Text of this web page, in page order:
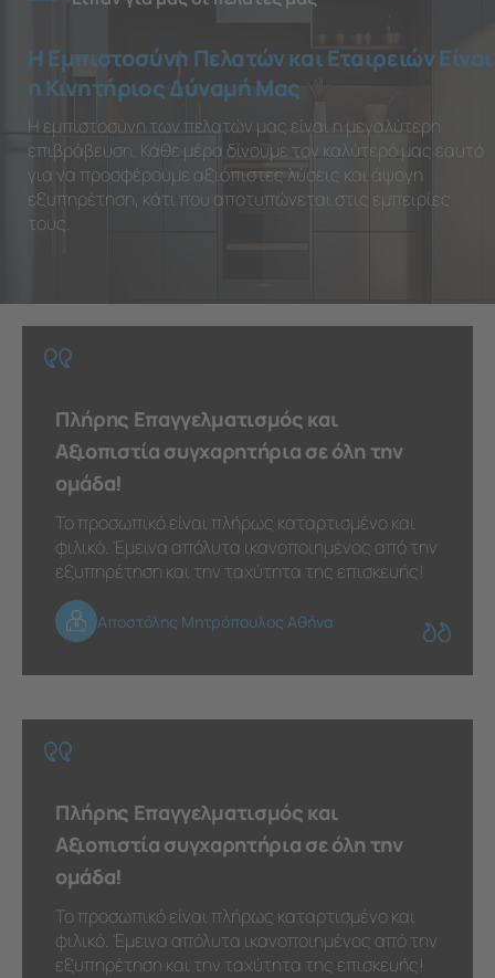
Η Εμπιστοσύνη Πελατών και Εταιρειών Είναι
η Κινητήριος Δύναμή Μας
Η εμπιστοσύνη των πελατών μας είναι η μεγαλύτερη
επιβράβευση. Κάθε μέρα δίνουμε τον καλύτερό μας εαυτό
για να προσφέρουμε αξιόπιστες λύσεις και άψογη
εξυπηρέτηση, κάτι που αποτυπώνεται στις εμπειρίες
τους.
Πλήρης Επαγγελματισμός και
Αξιοπιστία συγχαρητήρια σε όλη την
ομάδα!
Το προσωπικό είναι πλήρως καταρτισμένο και
φιλικό. Έμεινα απόλυτα ικανοποιημένος από την
εξυπηρέτηση και την ταχύτητα της επισκευής!
Αποστόλης Μητρόπουλος Αθήνα
Πλήρης Επαγγελματισμός και
Αξιοπιστία συγχαρητήρια σε όλη την
ομάδα!
Το προσωπικό είναι πλήρως καταρτισμένο και
φιλικό. Έμεινα απόλυτα ικανοποιημένος από την
εξυπηρέτηση και την ταχύτητα της επισκευής!